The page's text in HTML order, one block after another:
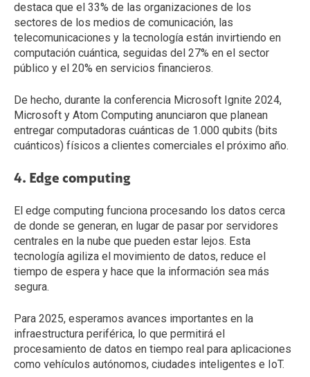
destaca que el 33% de las organizaciones de los
sectores de los medios de comunicación, las
telecomunicaciones y la tecnología están invirtiendo en
computación cuántica, seguidas del 27% en el sector
público y el 20% en servicios financieros.
De hecho, durante la conferencia Microsoft Ignite 2024,
Microsoft y Atom Computing anunciaron que planean
entregar computadoras cuánticas de 1.000 qubits (bits
cuánticos) físicos a clientes comerciales el próximo año.
4. Edge computing
El edge computing funciona procesando los datos cerca
de donde se generan, en lugar de pasar por servidores
centrales en la nube que pueden estar lejos. Esta
tecnología agiliza el movimiento de datos, reduce el
tiempo de espera y hace que la información sea más
segura.
Para 2025, esperamos avances importantes en la
infraestructura periférica, lo que permitirá el
procesamiento de datos en tiempo real para aplicaciones
como vehículos autónomos, ciudades inteligentes e IoT.